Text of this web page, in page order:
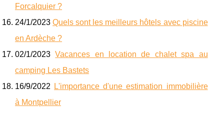
Forcalquier ?
24/1/2023Quels sont les meilleurs hôtels avec piscine
en Ardèche ?
02/1/2023Vacances en location de chalet spa au
camping Les Bastets
16/9/2022
L'importance d'une estimation immobilière
à Montpellier